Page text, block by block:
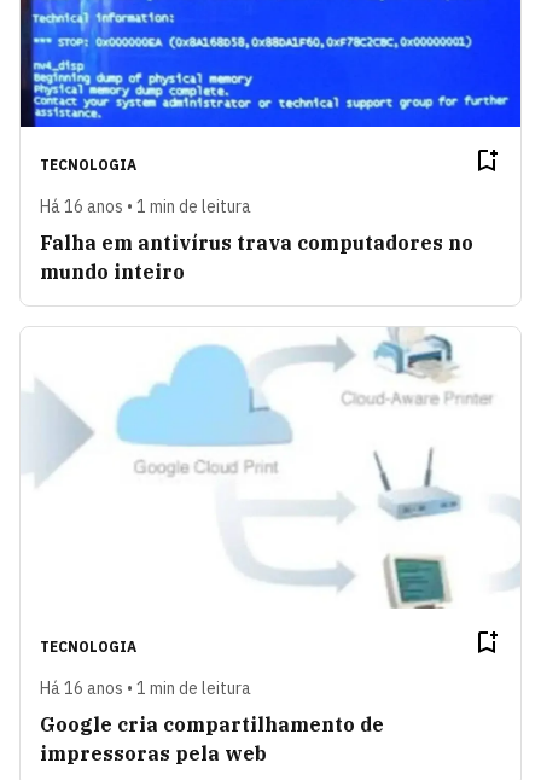
TECNOLOGIA
Há 16 anos • 1 min de leitura
Falha em antivírus trava computadores no
mundo inteiro
TECNOLOGIA
Há 16 anos • 1 min de leitura
Google cria compartilhamento de
impressoras pela web